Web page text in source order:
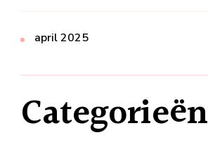
april 2025
Categorieën